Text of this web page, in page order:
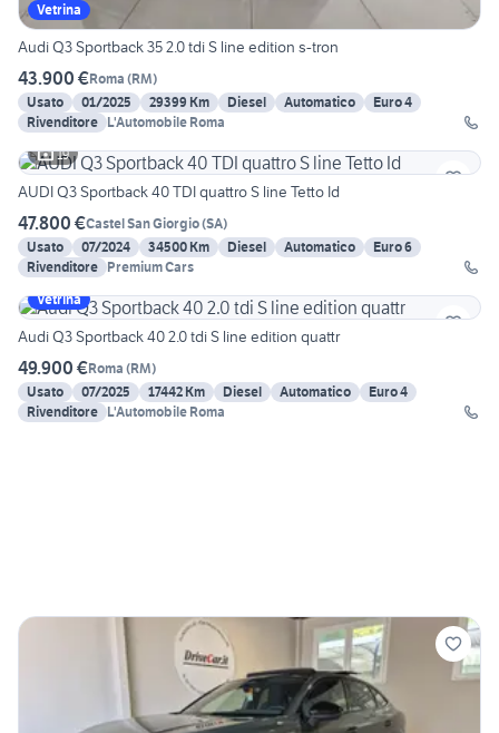
Vetrina
Audi Q3 Sportback 35 2.0 tdi S line edition s-tron
43.900 €Roma (RM)
Usato
01/2025 29399 Km Diesel Automatico
Euro 4
Rivenditore L'Automobile Roma
19
AUDI Q3 Sportback 40 TDI quattro S line Tetto Id
47.800 €Castel San Giorgio(SA)
Usato
07/2024 34500 Km Diesel Automatico
Euro 6
Rivenditore Premium Cars
Vetrina
Audi Q3 Sportback 40 2.0 tdi S line edition quattr
49.900 €Roma (RM)
Usato
07/2025 17442 Km Diesel Automatico
Euro 4
Rivenditore L'Automobile Roma